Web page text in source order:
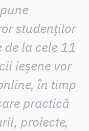
studenților
de la cele 11
ieșene vor
în timp
practică
proiecte,